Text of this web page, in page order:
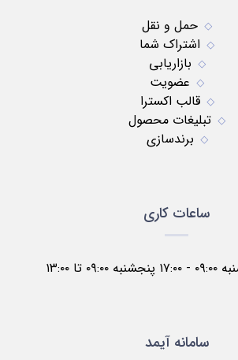
حمل و نقل
اشتراک شما
بازاریابی
عضویت
قالب اکسترا
تبلیغات محصول
برندسازی
ساعات کاری
۱۳:۰۰
سامانه آیمد